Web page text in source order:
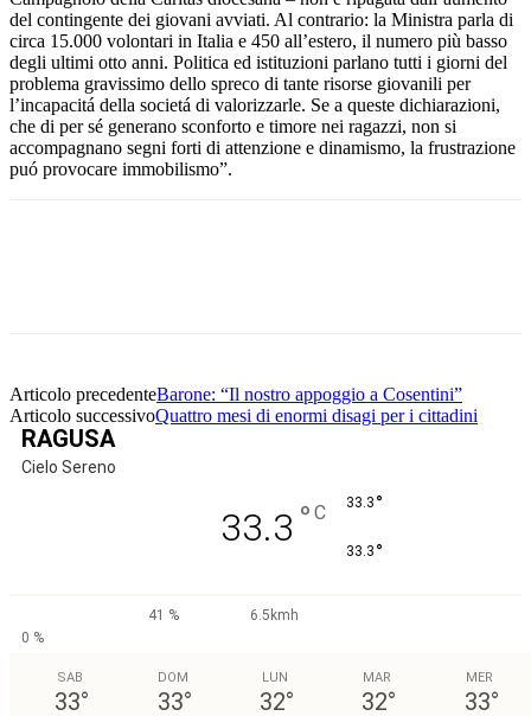
del contingente dei giovani avviati. Al contrario: la Ministra parla di
circa 15.000 volontari in Italia e 450 all’estero, il numero più basso
degli ultimi otto anni. Politica ed istituzioni parlano tutti i giorni del
problema gravissimo dello spreco di tante risorse giovanili per
l’incapacitá della societá di valorizzarle. Se a queste dichiarazioni,
che di per sé generano sconforto e timore nei ragazzi, non si
accompagnano segni forti di attenzione e dinamismo, la frustrazione
puó provocare immobilismo”.
Articolo precedenteBarone: “Il nostro appoggio a Cosentini”
Articolo successivoQuattro mesi di enormi disagi per i cittadini
RAGUSA
Cielo Sereno
33.3 ° C 33.3 °
33.3 °
41 %
6.5kmh
0 %
SAB
33°
DOM
33°
LUN
32°
MAR
32°
MER
33°